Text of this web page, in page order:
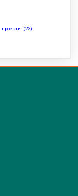
проекти (22)